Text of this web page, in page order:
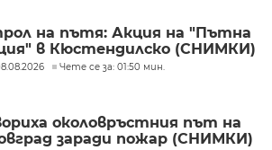
на пътя: Акция на "Пътна
в Кюстендилско (СНИМКИ)
Чете се за: 01:50 мин.
околовръстния път на
заради пожар (СНИМКИ)